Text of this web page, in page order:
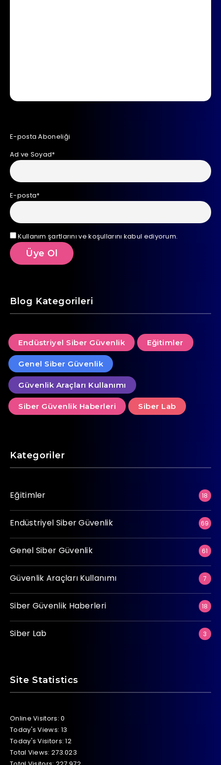
E-posta Aboneliği
Ad ve Soyad*
E-posta*
Kullanım şartlarını ve koşullarını kabul ediyorum.
Blog Kategorileri
Endüstriyel Siber Güvenlik Eğitimler
Genel Siber Güvenlik
Güvenlik Araçları Kullanımı
Siber Güvenlik Haberleri Siber Lab
Kategoriler
Eğitimler 18
Endüstriyel Siber Güvenlik 69
Genel Siber Güvenlik 61
Güvenlik Araçları Kullanımı 7
Siber Güvenlik Haberleri 18
Siber Lab 3
Site Statistics
Online Visitors:0
Today's Views: 13
Today's Visitors:12
Total Views: 273.023